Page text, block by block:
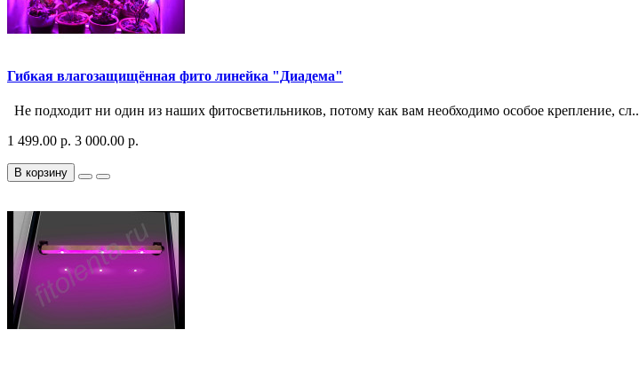
Гибкая влагозащищённая фито линейка "Диадема"
Не подходит ни один из наших фитосветильников, потому как вам необходимо особое крепление, сл..
1 499.00 р. 3 000.00 р.
В корзину